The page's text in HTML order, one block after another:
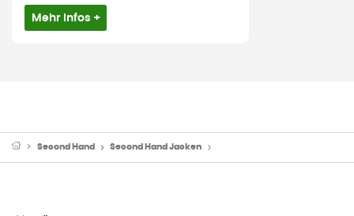
Mehr Infos +
Second Hand Second Hand Jacken